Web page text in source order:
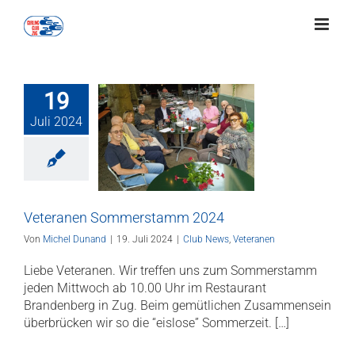
Inhalt
19
Juli 2024
2024
Veteranen Sommerstamm 2024
Von Michel Dunand 19. Juli 2024 Club News, Veteranen
Liebe Veteranen. Wir treffen uns zum Sommerstamm
jeden Mittwoch ab 10.00 Uhr im Restaurant
Brandenberg in Zug. Beim gemütlichen Zusammensein
überbrücken wir so die “eislose” Sommerzeit. […]